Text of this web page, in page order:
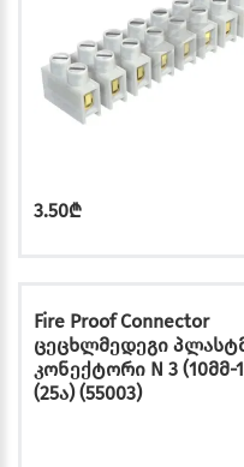
3.50₾
Fire Proof Connector
ცეცხლმედეგი
კონექტორი N 3 (10მმ-
(25ა) (55003)